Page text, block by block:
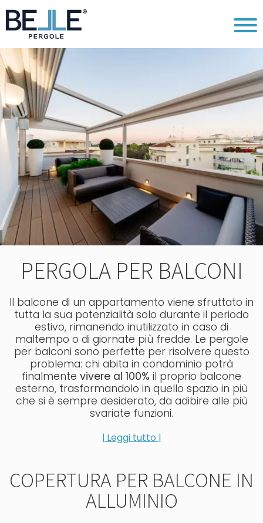
PERGOLA PER BALCONI
Il balcone di un appartamento viene sfruttato in
tutta la sua potenzialità solo durante il periodo
estivo, rimanendo inutilizzato in caso di
maltempo o di giornate più fredde. Le pergole
per balconi sono perfette per risolvere questo
problema: chi abita in condominio potrà
finalmente vivere al 100% il proprio balcone
esterno, trasformandolo in quello spazio in più
che si è sempre desiderato, da adibire alle più
svariate funzioni.
| Leggi tutto |
COPERTURA PER BALCONE IN
ALLUMINIO